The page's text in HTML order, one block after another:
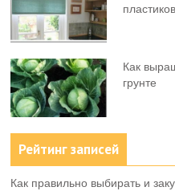
Как
грунте
Рейтинг записей
Как правильно выбирать и